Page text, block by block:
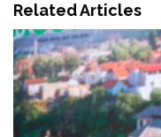
Related Articles